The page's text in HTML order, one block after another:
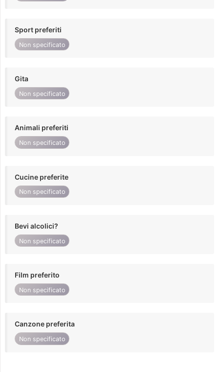
Sport preferiti
Non specificato
Gita
Non specificato
Animali preferiti
Non specificato
Cucine preferite
Non specificato
Bevi alcolici?
Non specificato
Film preferito
Non specificato
Canzone preferita
Non specificato